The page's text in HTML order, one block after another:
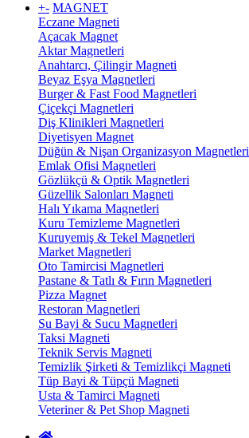
+- MAGNET
Eczane Magneti
Açacak Magnet
Aktar Magnetleri
Anahtarcı, Çilingir Magneti
Beyaz Eşya Magnetleri
Burger & Fast Food Magnetleri
Çiçekçi Magnetleri
Diş Klinikleri Magnetleri
Diyetisyen Magnet
Düğün & Nişan Organizasyon Magnetleri
Emlak Ofisi Magnetleri
Gözlükçü & Optik Magnetleri
Güzellik Salonları Magneti
Halı Yıkama Magnetleri
Kuru Temizleme Magnetleri
Kuruyemiş & Tekel Magnetleri
Market Magnetleri
Oto Tamircisi Magnetleri
Pastane & Tatlı & Fırın Magnetleri
Pizza Magnet
Restoran Magnetleri
Su Bayi & Sucu Magnetleri
Taksi Magneti
Teknik Servis Magneti
Temizlik Şirketi & Temizlikçi Magneti
Tüp Bayi & Tüpçü Magneti
Usta & Tamirci Magneti
Veteriner & Pet Shop Magneti